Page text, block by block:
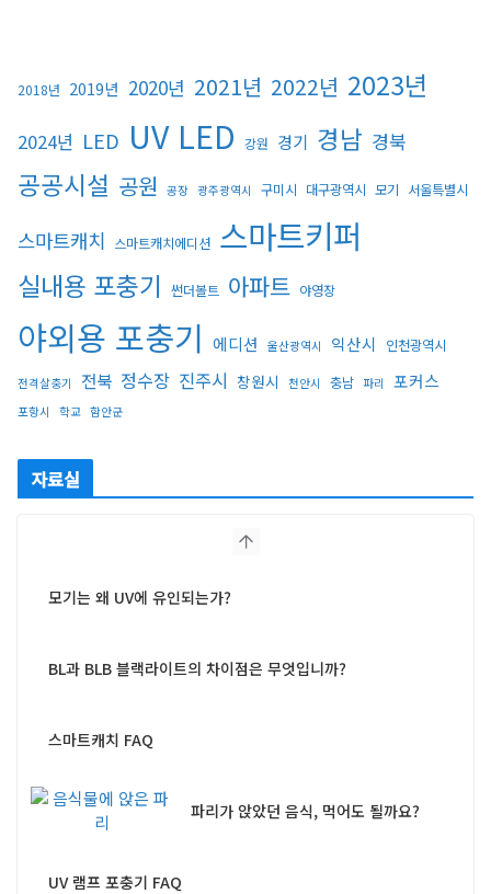
스마트키퍼 UV LED 고급형
스마트캐치
2018년 2019년 2020년 2021년 2022년 2023년
2024년 LED UV LED 강원 경기 경남 경북
공공시설 공원 공장 광주광역시 구미시 대구광역시 모기 서울특별시
스마트캐치 스마트캐치에디션 스마트키퍼
실내용 포충기 썬더볼트 아파트 야영장
야외용 포충기 에디션 울산광역시 익산시 인천광역시
전격살충기 전북 정수장 진주시 창원시 천안시 충남 파리 포커스
포항시 학교 함안군
자료실
모기는 왜 UV에 유인되는가?
BL과 BLB 블랙라이트의 차이점은 무엇입니까?
스마트캐치 FAQ
파리가 앉았던 음식, 먹어도 될까요?
UV 램프 포충기 FAQ